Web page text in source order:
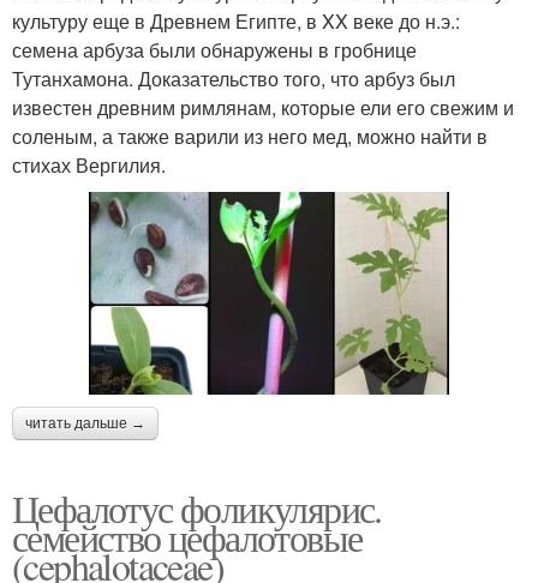
культуру еще в Древнем Египте, в XX веке до н.э.:
семена арбуза были обнаружены в гробнице
Тутанхамона. Доказательство того, что арбуз был
известен древним римлянам, которые ели его свежим и
соленым, а также варили из него мед, можно найти в
стихах Вергилия.
читать дальше →
Цефалотус фоликулярис.
семейство цефалотовые
(cephalotaceae)